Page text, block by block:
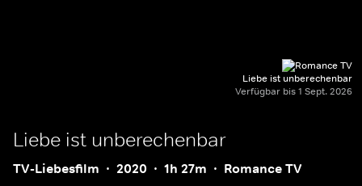
Liebe ist unberechenbar
Verfügbar bis 1 Sept. 2026
Liebe ist unberechenbar
TV-Liebesfilm 2020 1h 27m Romance TV